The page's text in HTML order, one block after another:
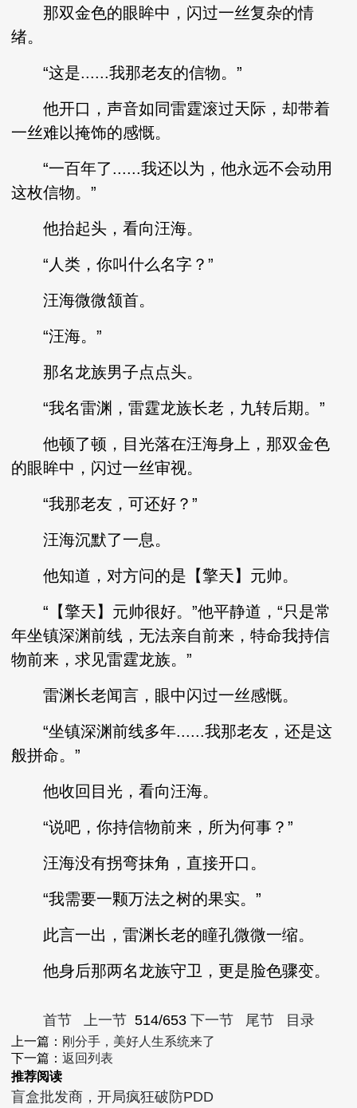
那双金色的眼眸中，闪过一丝复杂的情
绪。
“这是......我那老友的信物。”
他开口，声音如同雷霆滚过天际，却带着
一丝难以掩饰的感慨。
“一百年了......我还以为，他永远不会动用
这枚信物。”
他抬起头，看向汪海。
“人类，你叫什么名字？”
汪海微微颔首。
“汪海。”
那名龙族男子点点头。
“我名雷渊，雷霆龙族长老，九转后期。”
他顿了顿，目光落在汪海身上，那双金色
的眼眸中，闪过一丝审视。
“我那老友，可还好？”
汪海沉默了一息。
他知道，对方问的是【擎天】元帅。
“【擎天】元帅很好。”他平静道，“只是常
年坐镇深渊前线，无法亲自前来，特命我持信
物前来，求见雷霆龙族。”
雷渊长老闻言，眼中闪过一丝感慨。
“坐镇深渊前线多年......我那老友，还是这
般拼命。”
他收回目光，看向汪海。
“说吧，你持信物前来，所为何事？”
汪海没有拐弯抹角，直接开口。
“我需要一颗万法之树的果实。”
此言一出，雷渊长老的瞳孔微微一缩。
他身后那两名龙族守卫，更是脸色骤变。
首节 上一节 514/653 下一节 尾节 目录
上一篇： 刚分手，美好人生系统来了
下一篇：返回列表
推荐阅读
盲盒批发商，开局疯狂破防PDD